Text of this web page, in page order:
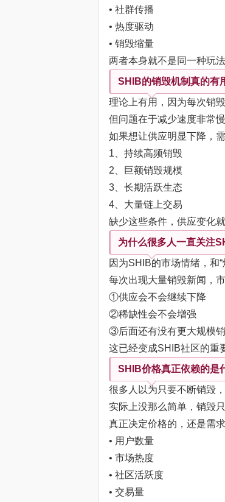
• 社群传播
• 热度驱动
• 销毁缩量
两者本身就不是同一种玩法
SHIB的销毁机制真的有
理论上有用，因为每次销
但问题在于减少速度非常慢
如果想让供应明显下降，
1、持续高频销毁
2、巨额销毁规模
3、长期活跃生态
4、大量链上交易
缺少这些条件，供应变化
为什么很多人一直关注
因为SHIB的市场情绪，和“
每次出现大量销毁新闻，
①供应会不会继续下降
②稀缺性会不会增强
③后面还有没有更大规模
这已经变成SHIB社区的重
SHIB价格真正依赖的是
很多人以为只要不断销毁
实际上没那么简单，销毁
真正决定价格的，还是需求
• 用户数量
• 市场热度
• 社区活跃度
• 交易量